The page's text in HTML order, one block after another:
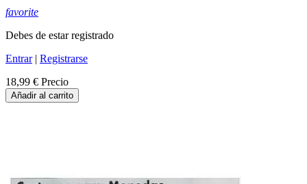
favorite
Debes de estar registrado
Entrar| Registrarse
18,99 € Precio
Añadir al carrito